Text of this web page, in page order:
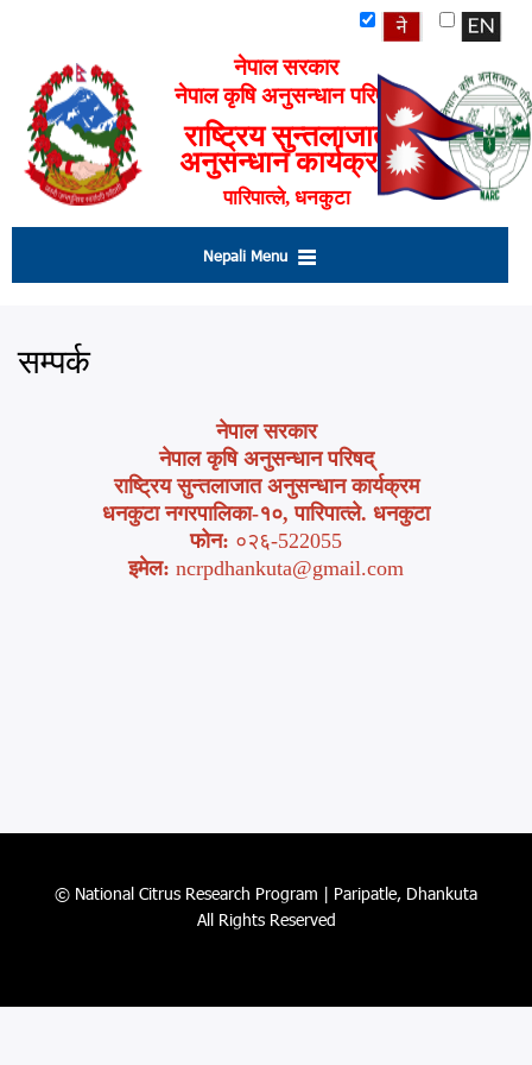
content
नेपाल सरकार
नेपाल कृषि अनुसन्धान परिषद्
राष्ट्रिय सुन्तलाजात
अनुसन्धान कार्यक्रम
पारिपात्ले, धनकुटा
Nepali Menu
सम्पर्क
नेपाल सरकार
नेपाल कृषि अनुसन्धान परिषद्
राष्ट्रिय सुन्तलाजात अनुसन्धान कार्यक्रम
धनकुटा नगरपालिका-१०, पारिपात्ले. धनकुटा
फोन: ०२६-522055
इमेल: ncrpdhankuta@gmail.com
© National Citrus Research Program | Paripatle, Dhankuta
All Rights Reserved